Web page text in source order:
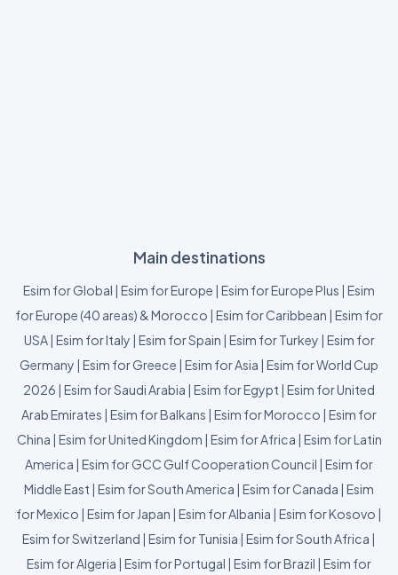
Main destinations
Esim for Global | Esim for Europe | Esim for Europe Plus | Esim
for Europe (40 areas) & Morocco | Esim for Caribbean | Esim for
USA| Esim for Italy | Esim for Spain | Esim for Turkey | Esim for
Germany | Esim for Greece | Esim for Asia | Esim for World Cup
2026 | Esim for Saudi Arabia | Esim for Egypt | Esim for United
Arab Emirates | Esim for Balkans | Esim for Morocco | Esim for
China | Esim for United Kingdom | Esim for Africa | Esim for Latin
America | Esim for GCC Gulf Cooperation Council | Esim for
Middle East | Esim for South America | Esim for Canada | Esim
for Mexico | Esim for Japan | Esim for Albania | Esim for Kosovo |
Esim for Switzerland | Esim for Tunisia | Esim for South Africa |
Esim for Algeria | Esim for Portugal | Esim for Brazil | Esim for